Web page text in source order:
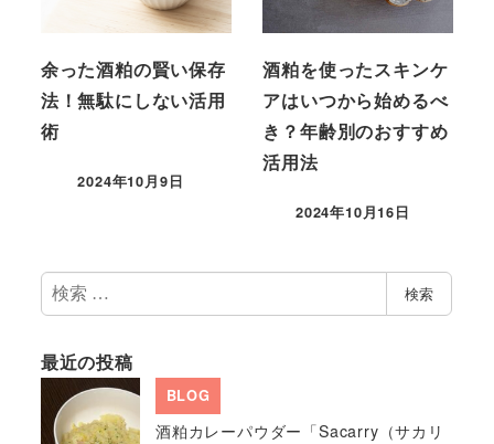
余った酒粕の賢い保存
法！無駄にしない活用
術
2024年10月9日
酒粕を使ったスキンケ
アはいつから始めるべ
き？年齢別のおすすめ
活用法
2024年10月16日
検
索
検索
最近の投稿
BLOG
酒粕カレーパウダー「Sacarry（サカリ